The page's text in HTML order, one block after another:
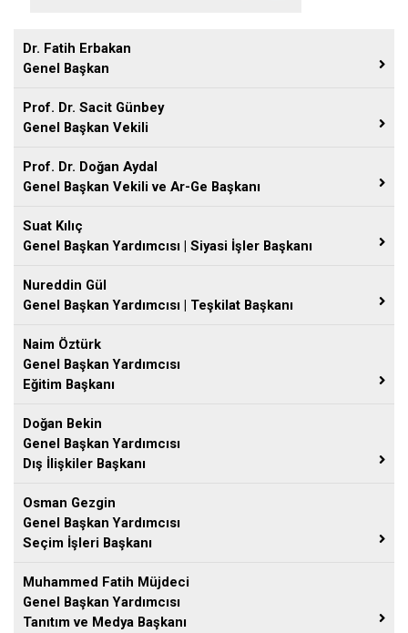
Dr. Fatih Erbakan
Genel Başkan
Prof. Dr. Sacit Günbey
Genel Başkan Vekili
Prof. Dr. Doğan Aydal
Genel Başkan Vekili ve Ar-Ge Başkanı
Suat Kılıç
Genel Başkan Yardımcısı | Siyasi İşler Başkanı
Nureddin Gül
Genel Başkan Yardımcısı | Teşkilat Başkanı
Naim Öztürk
Genel Başkan Yardımcısı
Eğitim Başkanı
Doğan Bekin
Genel Başkan Yardımcısı
Dış İlişkiler Başkanı
Osman Gezgin
Genel Başkan Yardımcısı
Seçim İşleri Başkanı
Muhammed Fatih Müjdeci
Genel Başkan Yardımcısı
Tanıtım ve Medya Başkanı